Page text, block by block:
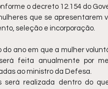
o decreto 12.154 do
que se apresentarem
seleção e incorporação.
ano em que a mulher
feita anualmente por
ao ministro da Defesa.
será realizada dentro do